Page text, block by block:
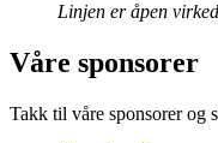
Linjen er åpen
Våre sponsorer
Takk til våre sponsorer og